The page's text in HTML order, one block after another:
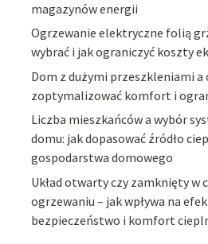
magazynów energii
Ogrzewanie elektryczne folią
wybrać i jak ograniczyć koszty
Dom z dużymi przeszkleniami a
zoptymalizować komfort i
Liczba mieszkańców a wybór
domu: jak dopasować źródło
gospodarstwa domowego
Układ otwarty czy zamknięty w
ogrzewaniu – jak wpływa na
bezpieczeństwo i komfort